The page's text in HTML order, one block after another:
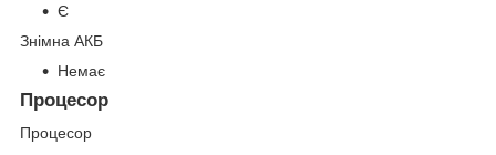
Є
Знімна АКБ
Немає
Процесор
Процесор